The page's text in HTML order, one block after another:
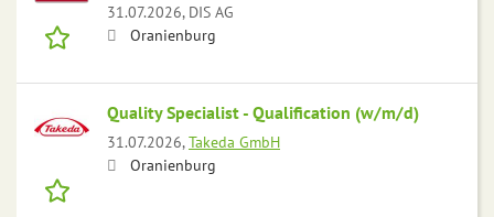
31.07.2026, DIS AG
Oranienburg
Quality Specialist - Qualification (w/m/d)
31.07.2026,Takeda GmbH
Oranienburg